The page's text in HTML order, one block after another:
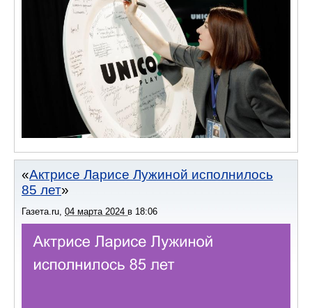
Актрисе Ларисе Лужиной исполнилось
85 лет
Газета.ru 04 марта 2024 в 18:06